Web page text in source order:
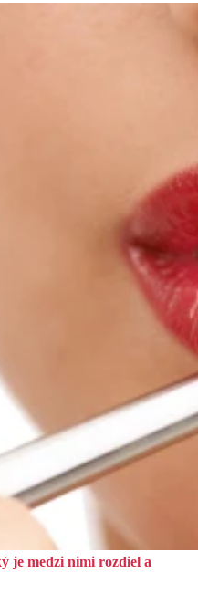
je medzi nimi rozdiel a